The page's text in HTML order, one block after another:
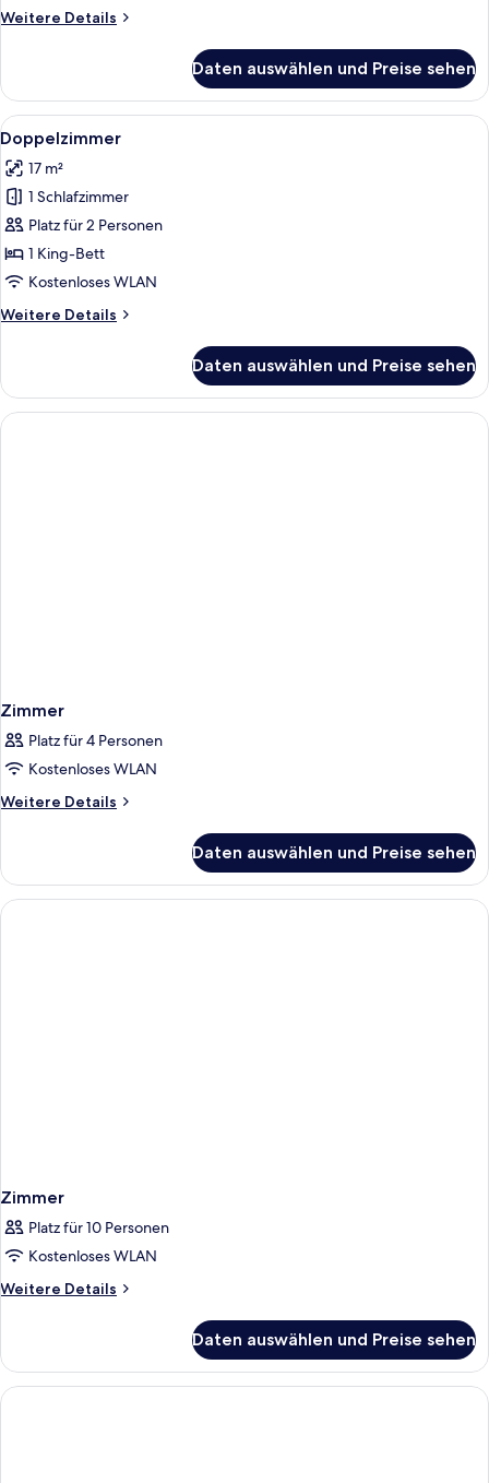
Weitere Details
Weitere
Daten auswählen und Preise sehen
Alle
Fotos
für
Doppelzimmer
anzeigen
Ein Hotelzimmer mit einem Bett,
7
Doppelzimmer
17 m²
1 Schlafzimmer
Platz für 2 Personen
1 King-Bett
Kostenloses WLAN
Weitere Details
Weitere
Daten auswählen und Preise sehen
Zimmer
Platz für 4 Personen
Kostenloses WLAN
Weitere Details
Weitere
Daten auswählen und Preise sehen
Zimmer
Platz für 10 Personen
Kostenloses WLAN
Weitere Details
Weitere
Daten auswählen und Preise sehen